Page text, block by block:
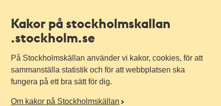
Kakor på stockholmskallan
.stockholm.se
På Stockholmskällan använder vi kakor, cookies, för att
sammanställa statistik och för att webbplatsen ska
fungera på ett bra sätt för dig.
Om kakor på Stockholmskällan